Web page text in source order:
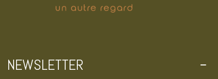
NEWSLETTER